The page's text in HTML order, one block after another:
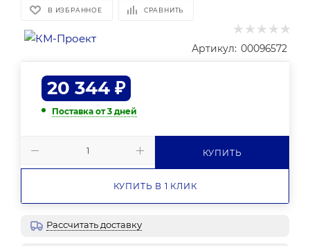
В ИЗБРАННОЕ СРАВНИТЬ
Артикул: 00096572
20 344 ₽
Поставка от 3 дней
КУПИТЬ
КУПИТЬ В 1 КЛИК
Рассчитать доставку